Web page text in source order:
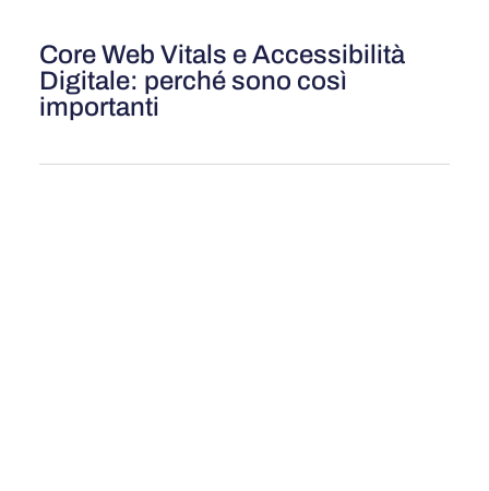
Core Web Vitals e Accessibilità
Digitale: perché sono così
importanti